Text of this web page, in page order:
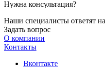
Нужна консультация?
Наши специалисты ответят
Задать вопрос
О компании
Контакты
Вконтакте